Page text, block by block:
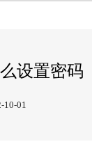
设置密码
10-01